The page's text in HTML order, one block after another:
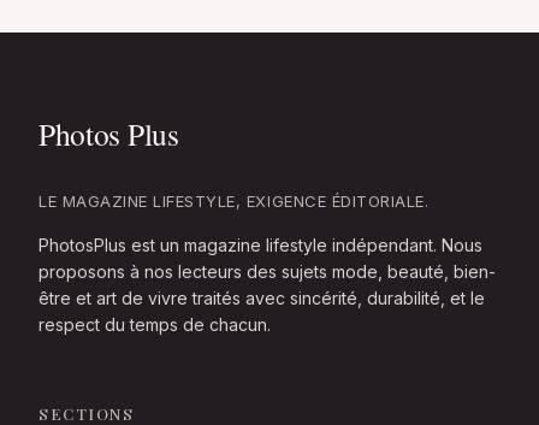
LE MAGAZINE LIFESTYLE, EXIGENCE ÉDITORIALE.
PhotosPlus est un magazine lifestyle indépendant. Nous
proposons à nos lecteurs des sujets mode, beauté, bien-
être et art de vivre traités avec sincérité, durabilité, et le
respect du temps de chacun.
SECTIONS